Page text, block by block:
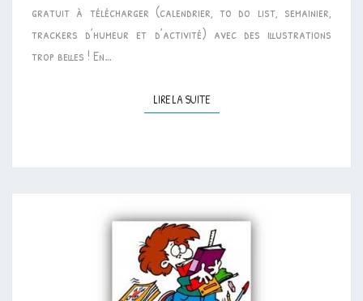
gratuit à télécharger (calendrier, to do list, semainier,
trackers d’humeur et d’activité) avec des illustrations
trop belles ! En…
LIRE LA SUITELIRE LA SUITE